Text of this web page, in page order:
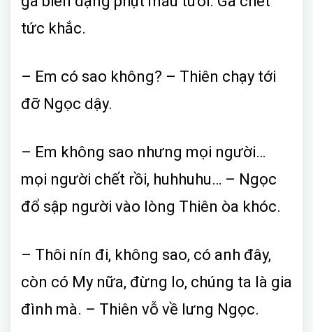
tức khắc.
– Em có sao không? – Thiên chạy tới
đỡ Ngọc dậy.
– Em không sao nhưng mọi người…
mọi người chết rồi, huhhuhu… – Ngọc
đổ sập người vào lòng Thiên òa khóc.
– Thôi nín đi, không sao, có anh đây,
còn có My nữa, đừng lo, chúng ta là gia
đình mà. – Thiên vỗ về lưng Ngọc.